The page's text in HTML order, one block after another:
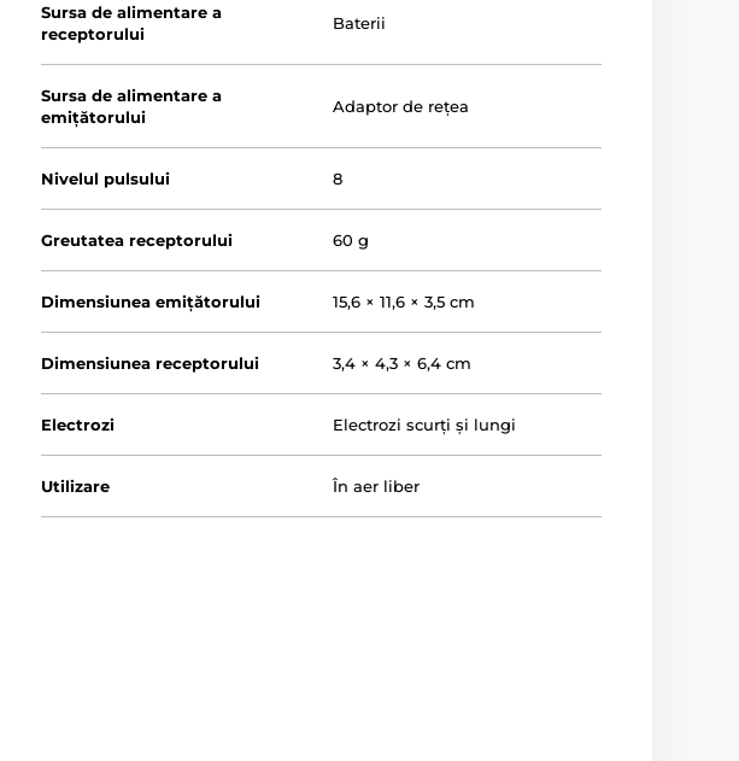
Sursa de alimentare a
receptorului
Baterii
Sursa de alimentare a
emițătorului
Adaptor de rețea
Nivelul pulsului 8
Greutatea receptorului 60 g
Dimensiunea emițătorului 15,6 × 11,6 × 3,5 cm
Dimensiunea receptorului 3,4 × 4,3 × 6,4 cm
Electrozi Electrozi scurți și lungi
Utilizare În aer liber